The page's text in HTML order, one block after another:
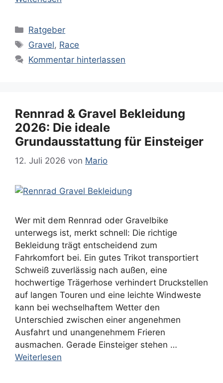
Kategorien
Ratgeber
Schlagwörter
Gravel, Race
Kommentar hinterlassen
Rennrad & Gravel Bekleidung
2026: Die ideale
Grundausstattung für Einsteiger
12. Juli 2026 von Mario
Wer mit dem Rennrad oder Gravelbike
unterwegs ist, merkt schnell: Die richtige
Bekleidung trägt entscheidend zum
Fahrkomfort bei. Ein gutes Trikot transportiert
Schweiß zuverlässig nach außen, eine
hochwertige Trägerhose verhindert Druckstellen
auf langen Touren und eine leichte Windweste
kann bei wechselhaftem Wetter den
Unterschied zwischen einer angenehmen
Ausfahrt und unangenehmem Frieren
ausmachen. Gerade Einsteiger stehen …
Weiterlesen